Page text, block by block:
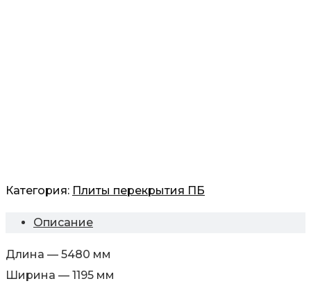
Категория: Плиты перекрытия ПБ
Описание
Длина — 5480 мм
Ширина — 1195 мм